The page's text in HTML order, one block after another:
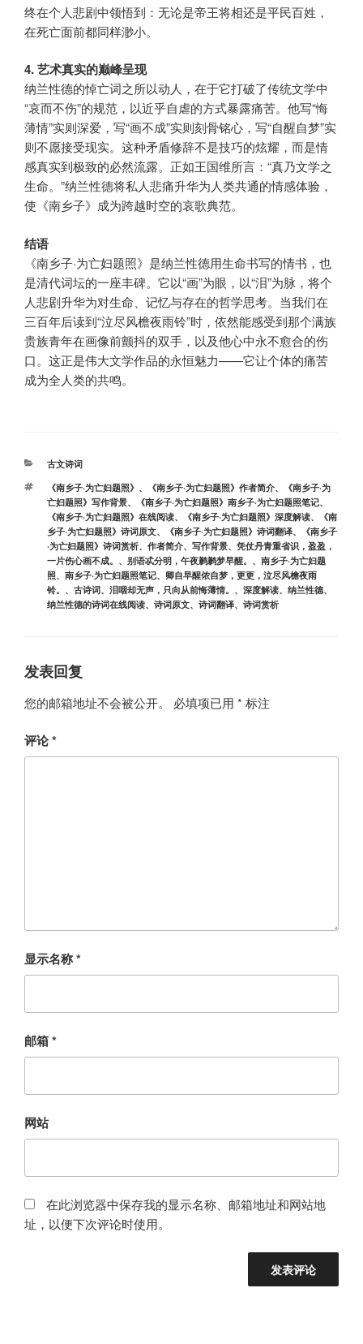
终在个人悲剧中领悟到：无论是帝王将相还是平民百姓，
在死亡面前都同样渺小。
4. 艺术真实的巅峰呈现
纳兰性德的悼亡词之所以动人，在于它打破了传统文学中
“哀而不伤”的规范，以近乎自虐的方式暴露痛苦。他写“悔
薄情”实则深爱，写“画不成”实则刻骨铭心，写“自醒自梦”实
则不愿接受现实。这种矛盾修辞不是技巧的炫耀，而是情
感真实到极致的必然流露。正如王国维所言：“真乃文学之
生命。”纳兰性德将私人悲痛升华为人类共通的情感体验，
使《南乡子》成为跨越时空的哀歌典范。
结语
《南乡子·为亡妇题照》是纳兰性德用生命书写的情书，也
是清代词坛的一座丰碑。它以“画”为眼，以“泪”为脉，将个
人悲剧升华为对生命、记忆与存在的哲学思考。当我们在
三百年后读到“泣尽风檐夜雨铃”时，依然能感受到那个满族
贵族青年在画像前颤抖的双手，以及他心中永不愈合的伤
口。这正是伟大文学作品的永恒魅力——它让个体的痛苦
成为全人类的共鸣。
分
古文诗词
标
签
《南乡子·为亡妇题照》 、 《南乡子·为亡妇题照》作者简介、
《南乡子·为
亡妇题照》写作背景、 《南乡子·为亡妇题照》南乡子·为亡妇题照笔记、
《南乡子·为亡妇题照》在线阅读、 《南乡子·为亡妇题照》深度解读、
《南
乡子·为亡妇题照》诗词原文、 《南乡子·为亡妇题照》诗词翻译、
《南乡子
·为亡妇题照》诗词赏析、 作者简介、 写作背景、 凭仗丹青重省识，盈盈，
一片伤心画不成。 、 别语忒分明，午夜鹣鹣梦早醒。 、 南乡子·为亡妇题
照、 南乡子·为亡妇题照笔记、 卿自早醒侬自梦，更更，泣尽风檐夜雨
铃。 、 古诗词、 泪咽却无声，只向从前悔薄情。 、 深度解读、 纳兰性德、
纳兰性德的诗词在线阅读、 诗词原文、 诗词翻译、 诗词赏析
发表回复
您的邮箱地址不会被公开。 必填项已用 * 标注
评论*
显示名称*
邮箱*
网站
在此浏览器中保存我的显示名称、邮箱地址和网站地
址，以便下次评论时使用。